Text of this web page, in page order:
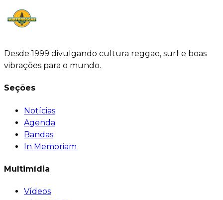
Desde 1999 divulgando cultura reggae, surf e boas
vibrações para o mundo.
Seções
Notícias
Agenda
Bandas
In Memoriam
Multimídia
Vídeos